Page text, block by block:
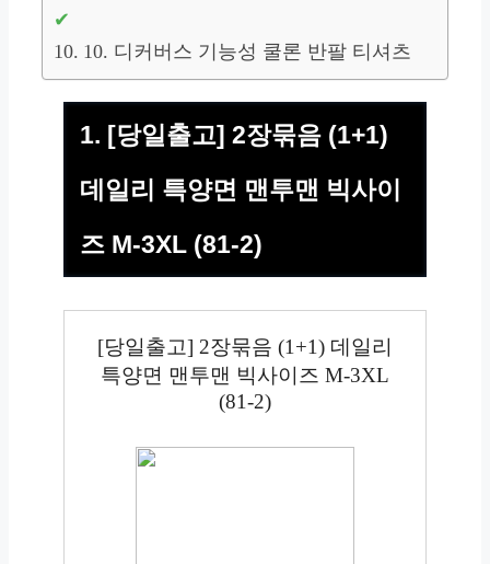
10. 디커버스 기능성 쿨론 반팔 티셔츠
1. [당일출고] 2장묶음 (1+1)
데일리 특양면 맨투맨 빅사이
즈 M-3XL (81-2)
[당일출고] 2장묶음 (1+1) 데일리
특양면 맨투맨 빅사이즈 M-3XL
(81-2)